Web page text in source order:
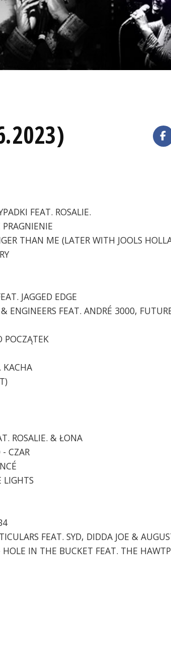
FEAT. ROSALIE.
THAN ME (LATER WITH JOOLS
JAGGED EDGE
ENGINEERS FEAT. ANDRÉ 3000,
KACHA
ROSALIE. & ŁONA
CZAR
LIGHTS
FEAT. SYD, DIDDA JOE &
IN THE BUCKET FEAT. THE